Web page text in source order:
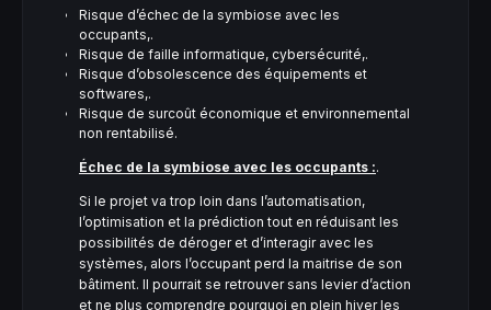
Risque d’échec de la symbiose avec les
occupants,.
Risque de faille informatique, cybersécurité,.
Risque d’obsolescence des équipements et
softwares,.
Risque de surcoût économique et environnemental
non rentabilisé.
Échec de la symbiose avec les occupants :.
Si le projet va trop loin dans l’automatisation,
l’optimisation et la prédiction tout en réduisant les
possibilités de déroger et d’interagir avec les
systèmes, alors l’occupant perd la maitrise de son
bâtiment. Il pourrait se retrouver sans levier d’action
et ne plus comprendre pourquoi en plein hiver les